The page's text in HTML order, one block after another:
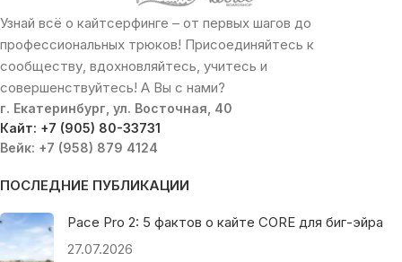
Узнай всё о кайтсерфинге – от первых шагов до
профессиональных трюков! Присоединяйтесь к
сообществу, вдохновляйтесь, учитесь и
совершенствуйтесь! А Вы с нами?
г. Екатеринбург, ул. Восточная, 40
Кайт: +7 (905) 80-33731
Вейк: +7 (958) 879 4124
ПОСЛЕДНИЕ ПУБЛИКАЦИИ
Pace Pro 2: 5 фактов о кайте CORE для биг-эйра
27.07.2026